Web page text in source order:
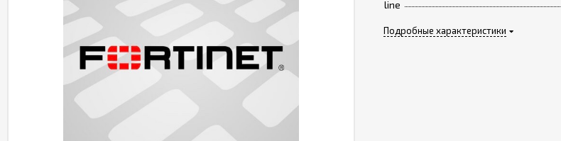
line
Подробные характеристики